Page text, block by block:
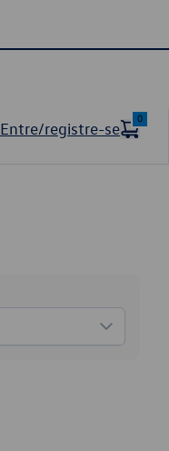
Entre/registre-se
0